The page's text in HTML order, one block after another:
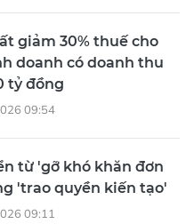
giảm 30% thuế cho
doanh có doanh thu
tỷ đồng
09:54
từ 'gỡ khó khăn đơn
'trao quyền kiến tạo'
09:11